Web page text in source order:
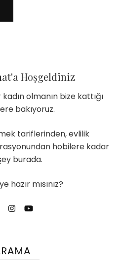
Hoşgeldiniz
olmanın bize kattığı
bakıyoruz.
tariflerinden, evlilik
hobilere kadar
burada.
hazır mısınız?